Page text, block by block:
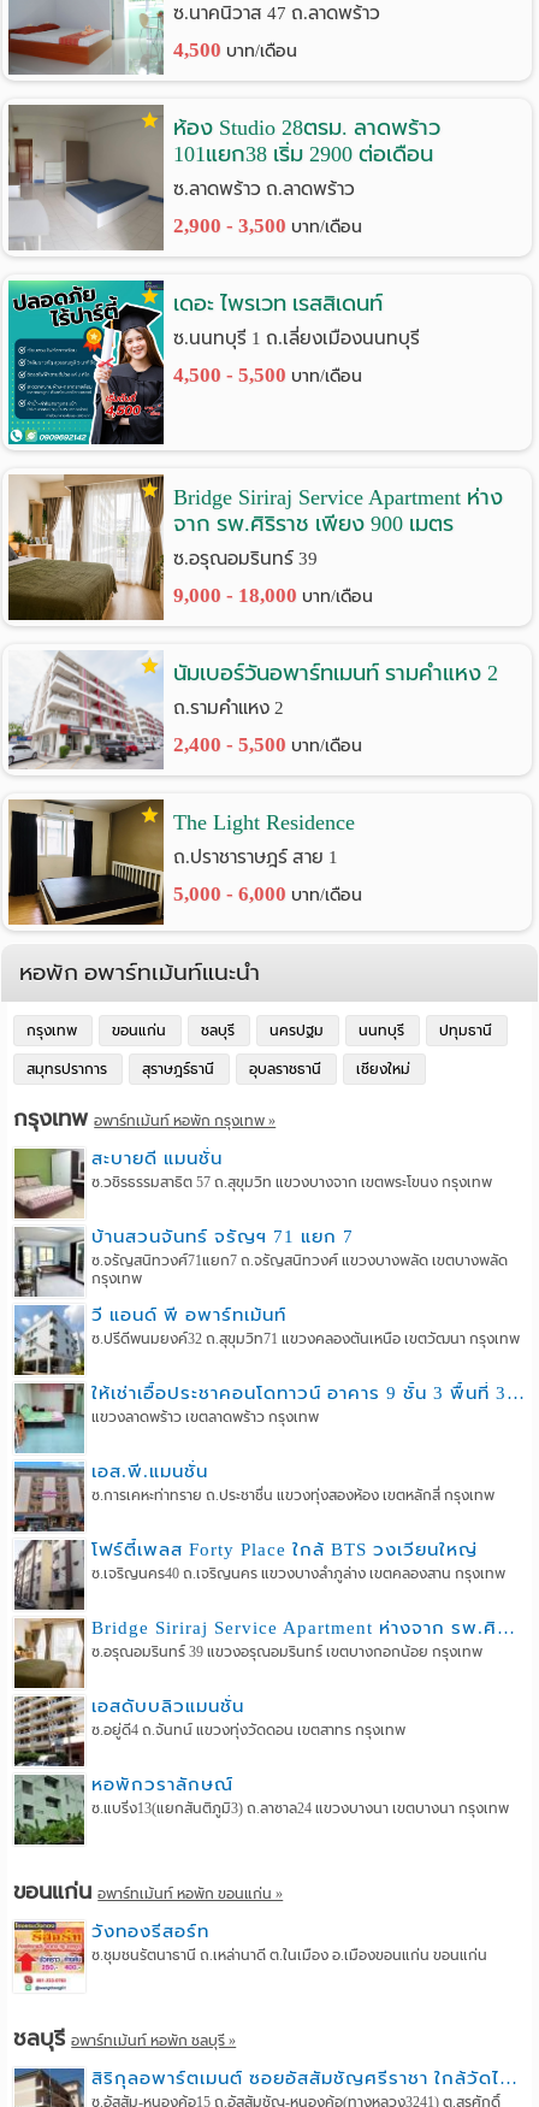
:
English
ซ.นาคนิวาส 47 ถ.ลาดพร้าว
4,500 บาท/เดือน
ห้อง Studio 28ตรม. ลาดพร้าว
101แยก38 เริ่ม 2900 ต่อเดือน
ซ.ลาดพร้าว ถ.ลาดพร้าว
2,900 - 3,500 บาท/เดือน
เดอะ ไพรเวท เรสสิเดนท์
ซ.นนทบุรี 1 ถ.เลี่ยงเมืองนนทบุรี
4,500 - 5,500 บาท/เดือน
Bridge Siriraj Service Apartment ห่าง
จาก รพ.ศิริราช เพียง 900 เมตร
ซ.อรุณอมรินทร์ 39
9,000 - 18,000 บาท/เดือน
นัมเบอร์วันอพาร์ทเมนท์ รามคำแหง 2
ถ.รามคำแหง 2
2,400 - 5,500 บาท/เดือน
The Light Residence
ถ.ปราชาราษฎร์ สาย 1
5,000 - 6,000 บาท/เดือน
หอพัก อพาร์ทเม้นท์แนะนำ
กรุงเทพ ขอนแก่น ชลบุรี นครปฐม นนทบุรี ปทุมธานี
สมุทรปราการ สุราษฎร์ธานี อุบลราชธานี เชียงใหม่
กรุงเทพอพาร์ทเม้นท์ หอพัก กรุงเทพ »
สะบายดี แมนชั่น
ซ.วชิรธรรมสาธิต 57 ถ.สุขุมวิท แขวงบางจาก เขตพระโขนง กรุงเทพ
บ้านสวนจันทร์ จรัญฯ 71 แยก 7
ซ.จรัญสนิทวงศ์71แยก7 ถ.จรัญสนิทวงศ์ แขวงบางพลัด เขตบางพลัด
กรุงเทพ
วี แอนด์ พี อพาร์ทเม้นท์
ซ.ปรีดีพนมยงค์32 ถ.สุขุมวิท71 แขวงคลองตันเหนือ เขตวัฒนา กรุงเทพ
ให้เช่าเอื้อประชาคอนโดทาวน์ อาคาร 9 ชั้น 3 พื้นที่ 30 ตร.ม. พร้อมเข้าอยู่
แขวงลาดพร้าว เขตลาดพร้าว กรุงเทพ
เอส.พี.แมนชั่น
ซ.การเคหะท่าทราย ถ.ประชาชื่น แขวงทุ่งสองห้อง เขตหลักสี่ กรุงเทพ
โฟร์ตี้เพลส Forty Place ใกล้ BTS วงเวียนใหญ่
ซ.เจริญนคร40 ถ.เจริญนคร แขวงบางลำภูล่าง เขตคลองสาน กรุงเทพ
Bridge Siriraj Service Apartment ห่างจาก รพ.ศิริราช เพียง 900 เมตร
ซ.อรุณอมรินทร์ 39 แขวงอรุณอมรินทร์ เขตบางกอกน้อย กรุงเทพ
เอสดับบลิวแมนชั่น
ซ.อยู่ดี4 ถ.จันทน์ แขวงทุ่งวัดดอน เขตสาทร กรุงเทพ
หอพักวราลักษณ์
ซ.แบริ่ง13(แยกสันติภูมิ3) ถ.ลาซาล24 แขวงบางนา เขตบางนา กรุงเทพ
ขอนแก่นอพาร์ทเม้นท์ หอพัก ขอนแก่น »
วังทองรีสอร์ท
ซ.ชุมชนรัตนาธานี ถ.เหล่านาดี ต.ในเมือง อ.เมืองขอนแก่น ขอนแก่น
ชลบุรีอพาร์ทเม้นท์ หอพัก ชลบุรี »
สิริกุลอพาร์ตเมนต์ ซอยอัสสัมชัญศรีราชา ใกล้วัดไร่กล้วย
ซ.อัสสัม-หนองค้อ15 ถ.อัสสัมชัญ-หนองค้อ(ทางหลวง3241) ต.สุรศักดิ์